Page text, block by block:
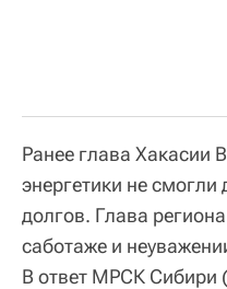
Ранее глава Хакасии
энергетики не смогли
долгов. Глава
саботаже и
В ответ МРСК Сибири